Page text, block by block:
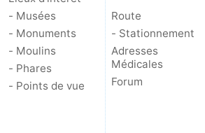
Nieuwvliet
-
Sluis
-
- Musées
- Monuments
- Moulins
- Phares
- Points de vue
Route
- Stationnement
Adresses
Médicales
Forum